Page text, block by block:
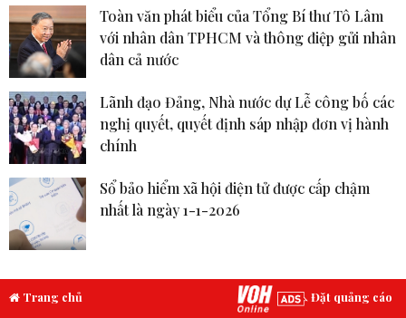
Toàn văn phát biểu của Tổng Bí thư Tô Lâm
với nhân dân TPHCM và thông điệp gửi nhân
dân cả nước
Lãnh đạo Đảng, Nhà nước dự Lễ công bố các
nghị quyết, quyết định sáp nhập đơn vị hành
chính
Sổ bảo hiểm xã hội điện tử được cấp chậm
nhất là ngày 1-1-2026
Trang chủ Đặt quảng cáo